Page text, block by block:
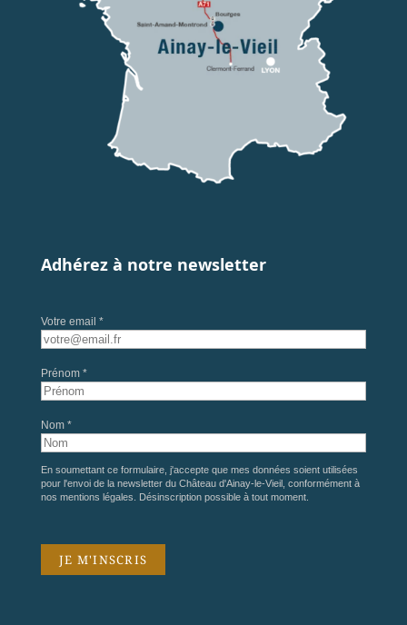
Adhérez à notre newsletter
Votre email *
Prénom *
Nom *
En soumettant ce formulaire, j'accepte que mes données soient utilisées
pour l'envoi de la newsletter du Château d'Ainay-le-Vieil, conformément à
nos mentions légales . Désinscription possible à tout moment.